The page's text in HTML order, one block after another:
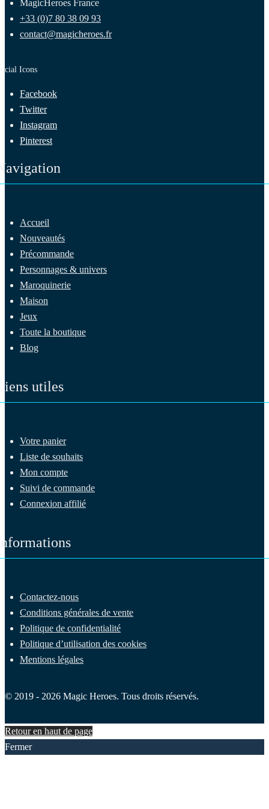
MagicHeroes France
+33 (0)7 80 38 09 93
contact@magicheroes.fr
Icons
Facebook
Twitter
Instagram
Pinterest
Accueil
Nouveautés
Précommande
Personnages & univers
Maroquinerie
Maison
Jeux
Toute la boutique
Blog
utiles
Votre panier
Liste de souhaits
Mon compte
Suivi de commande
Connexion affilié
Contactez-nous
Conditions générales de vente
Politique de confidentialité
Politique d’utilisation des cookies
Mentions légales
© 2019 - 2026 Magic Heroes. Tous droits réservés.
Retour en haut de page
Fermer